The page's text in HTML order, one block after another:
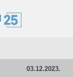
03.12.2023.